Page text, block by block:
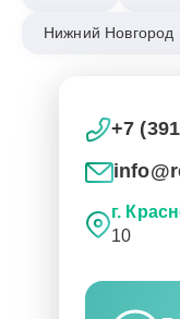
Нижний Новгород
+7
г.
10